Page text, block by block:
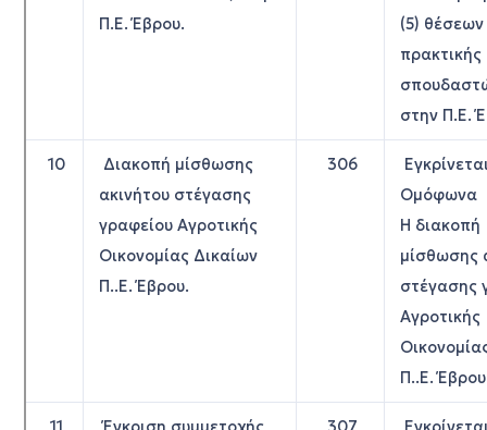
Π.Ε. Έβρου.
(5) θέσεων
στην Π.Ε.
10
Διακοπή μίσθωσης
ακινήτου στέγασης
γραφείου Αγροτικής
Οικονομίας Δικαίων
Π..Ε. Έβρου.
306
Ομόφωνα
Η διακοπή
μίσθωσης
στέγασης
Αγροτικής
Π..Ε.